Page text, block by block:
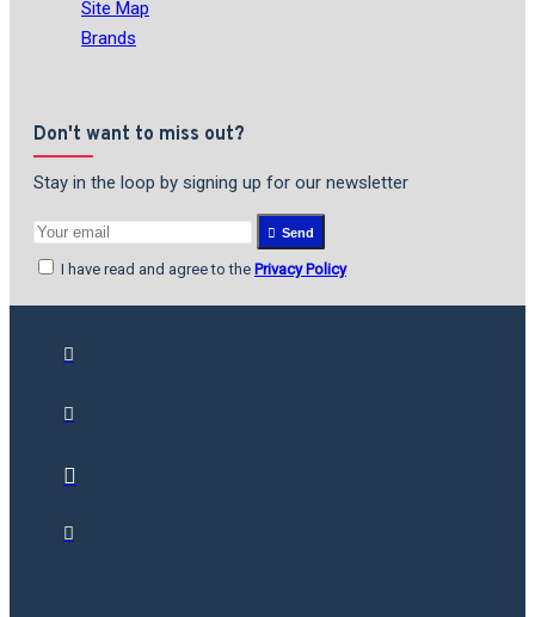
Site Map
Brands
Don't want to miss out?
Stay in the loop by signing up for our newsletter
Send
I have read and agree to the Privacy Policy